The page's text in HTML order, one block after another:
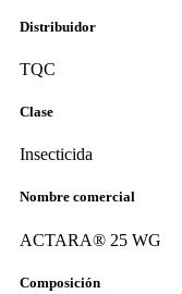
Distribuidor
TQC
Clase
Insecticida
Nombre comercial
ACTARA® 25 WG
Composición